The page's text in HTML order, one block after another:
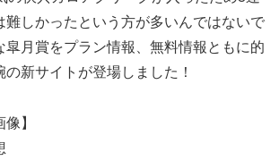
難しかったという方が多いんではないで
皐月賞をプラン情報、無料情報ともに的
新サイトが登場しました！
】